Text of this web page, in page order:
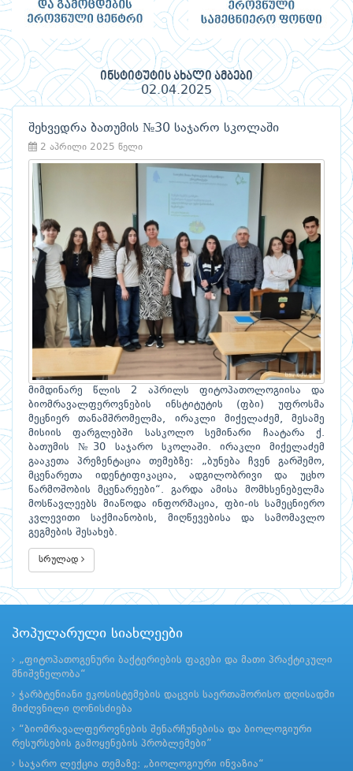
ინსტიტუტის ახალი ამბები
02.04.2025
შეხვედრა ბათუმის №30 საჯარო სკოლაში
2 აპრილი 2025 წელი
მიმდინარე წლის 2 აპრილს ფიტოპათოლოგიისა და
ბიომრავალფეროვნების ინსტიტუტის (ფბი) უფროსმა
მეცნიერ თანამშრომელმა, ირაკლი მიქელაძემ, მესამე
მისიის ფარგლებში სასკოლო სემინარი ჩაატარა ქ.
ბათუმის №30 საჯარო სკოლაში. ირაკლი მიქელაძემ
გააკეთა პრეზენტაცია თემებზე: „ბუნება ჩვენ გარშემო,
მცენარეთა იდენტიფიკაცია, ადგილობრივი და უცხო
წარმოშობის მცენარეები“. გარდა ამისა მომხსენებელმა
მოსწავლეებს მიაწოდა ინფორმაცია, ფბი-ის სამეცნიერო
კვლევითი საქმიანობის, მიღწევებისა და სამომავლო
გეგმების შესახებ.
სრულად
პოპულარული სიახლეები
„ფიტოპათოგენური ბაქტერიების ფაგები და მათი პრაქტიკული
მნიშვნელობა“
ჭარბტენიანი ეკოსისტემების დაცვის საერთაშორისო დღისადმი
მიძღვნილი ღონისძიება
“ბიომრავალფეროვნების შენარჩუნებისა და ბიოლოგიური
რესურსების გამოყენების პრობლემები”
საჯარო ლექცია თემაზე: „ბიოლოგიური ინვაზია“